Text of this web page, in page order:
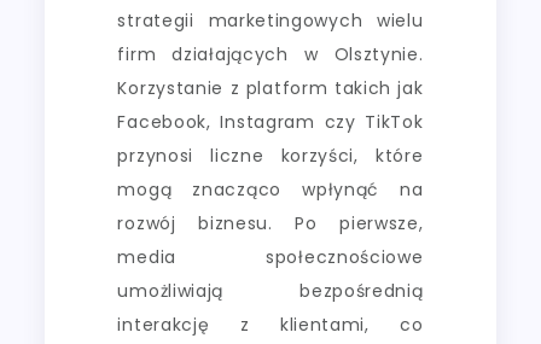
strategii marketingowych wielu
firm działających w Olsztynie.
Korzystanie z platform takich jak
Facebook, Instagram czy TikTok
przynosi liczne korzyści, które
mogą znacząco wpłynąć na
rozwój biznesu. Po pierwsze,
media społecznościowe
umożliwiają bezpośrednią
interakcję z klientami, co